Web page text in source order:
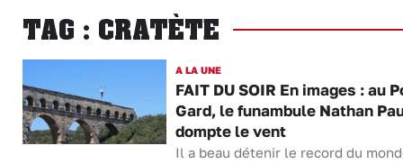
TAG : CRATÈTE
A LA UNE
FAIT DU SOIR En images : au
Gard, le funambule Nathan
dompte le vent
Il a beau détenir le record du